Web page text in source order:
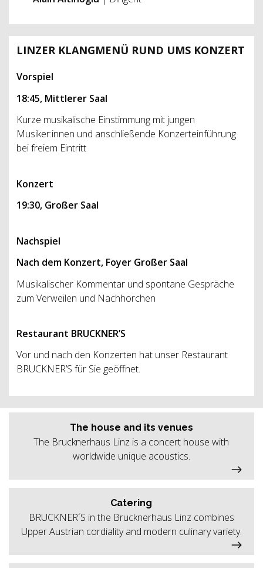
LINZER KLANGMENÜ RUND UMS KONZERT
Vorspiel
18:45, Mittlerer Saal
Kurze musikalische Einstimmung mit jungen
Musiker:innen und anschließende Konzerteinführung
bei freiem Eintritt
Konzert
19:30, Großer Saal
Nachspiel
Nach dem Konzert, Foyer Großer Saal
Musikalischer Kommentar und spontane Gespräche
zum Verweilen und Nachhorchen
Restaurant BRUCKNER’S
Vor und nach den Konzerten hat unser Restaurant
BRUCKNER’S für Sie geöffnet.
The house and its venues
The Brucknerhaus Linz is a concert house with
worldwide unique acoustics.
Catering
BRUCKNER´S in the Brucknerhaus Linz combines
Upper Austrian cordiality and modern culinary variety.